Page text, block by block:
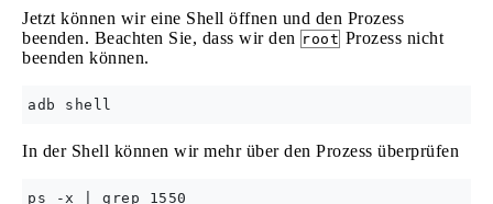
Jetzt können wir eine Shell öffnen und den Prozess
beenden. Beachten Sie, dass wir den root Prozess nicht
beenden können.
In der Shell können wir mehr über den Prozess überprüfen